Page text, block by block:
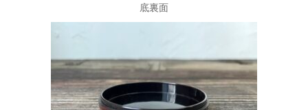
底裏面